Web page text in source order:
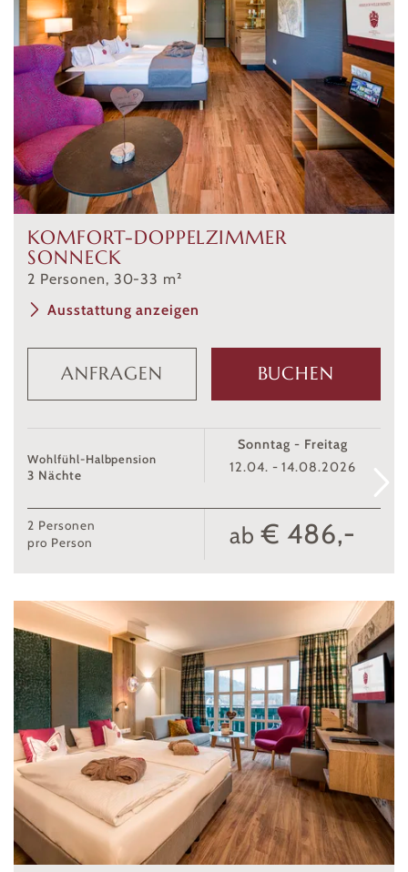
KOMFORT-DOPPELZIMMER
SONNECK
2 Personen, 30-33 m²
Ausstattung anzeigen
ANFRAGEN BUCHEN
Wohlfühl-Halbpension
3 Nächte
Sonntag - Freitag
12.04. - 14.08.2026
2 Personen
pro Person
ab € 486,-